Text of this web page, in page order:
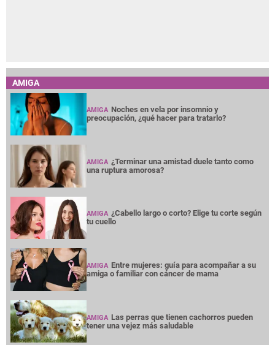
AMIGA
AMIGA Noches en vela por insomnio y
preocupación, ¿qué hacer para tratarlo?
AMIGA ¿Terminar una amistad duele tanto como
una ruptura amorosa?
AMIGA ¿Cabello largo o corto? Elige tu corte según
tu cuello
AMIGA Entre mujeres: guía para acompañar a su
amiga o familiar con cáncer de mama
AMIGA Las perras que tienen cachorros pueden
tener una vejez más saludable